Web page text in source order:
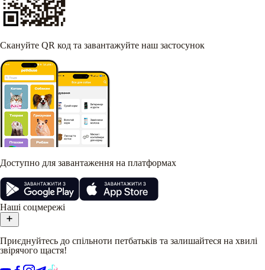
Скануйте QR код та завантажуйте наш застосунок
Доступно для завантаження на платформах
Наші соцмережі
Приєднуйтесь до спільноти петбатьків та залишайтеся на хвилі
звірячого щастя!